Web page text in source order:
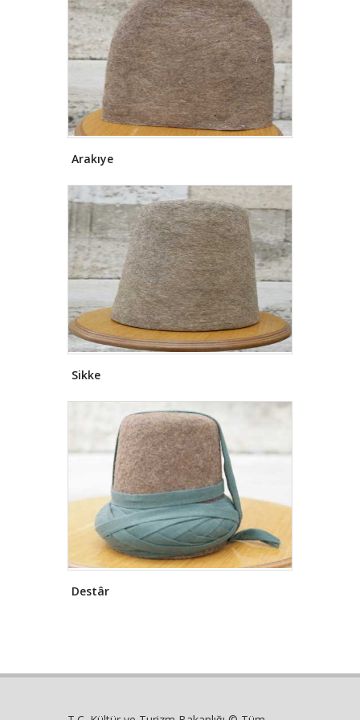
Anadolu (Kütahya), Rûm (Tokat)
Eyaletlerinden sonra 4. Eyalet olarak
Karaman Eyaletini, merkezi Konya
şehri olmak üzere kurmuştur. 17.
yüzyılda 11 sancaklı eyalet 80.000
km2 ye yakın bir büyüklüğe ulaşmış,
Tanzimat Döneminde bu eyalete
Karaman yerine Konya denmeye
büyüklüğündeki Konya Eyaleti 11
ilçeli Burdur, 5 ilçeli Teke (Antalya), 5
ilçeli Hamîd (Isparta) sancaklarına
ayrılmıştır. Konya, Doğu seferlerine
çıkan Osmanlı Sultanlarından Yavuz
Sultan Selim, Kanunî Sultan
Süleyman ve II. Murad'ın uğrak yeri
olmuştur. Konya Osmanlı
İmparatorluğunun doğu ve güney
seferlerinde Ordunun dinlenme ve
hazırlık yeri olarak kullanılmıştır.
Yavuz Sultan Selim Han, 3 kez
Konya'ya uğramış ve bu
edilmiş, şehre içme suyu getirilmiş,
nüfus ve arazi sayımı yapılmıştır.
Osmanlı döneminde Konya'da ilim,
kültür ve sanat hareketleri kesintisiz
olarak devam etmiş ve kent ünlü
alimler, şairler, tarihçi ve filozofların
toplandığı merkez olmaya devam
etmiştir. Bu dönemde de mimarî
yönden pek çok cami, çeşme,
medrese gibi eserler inşa edilmiştir.
Selimiye Câmii, Yusufağa
Câmii, Şerafettin Câmii, Kapu Câmii,
Şehzadelerin Valilik yaptığı bir
Arakıye
Sikke
Destâr